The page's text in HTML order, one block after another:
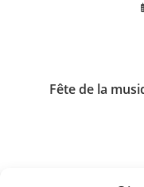
Fête de la